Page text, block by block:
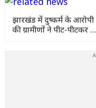
झारखंड में दुष्कर्म के आरोपी
की ग्रामीणों ने पीट-पीटकर की